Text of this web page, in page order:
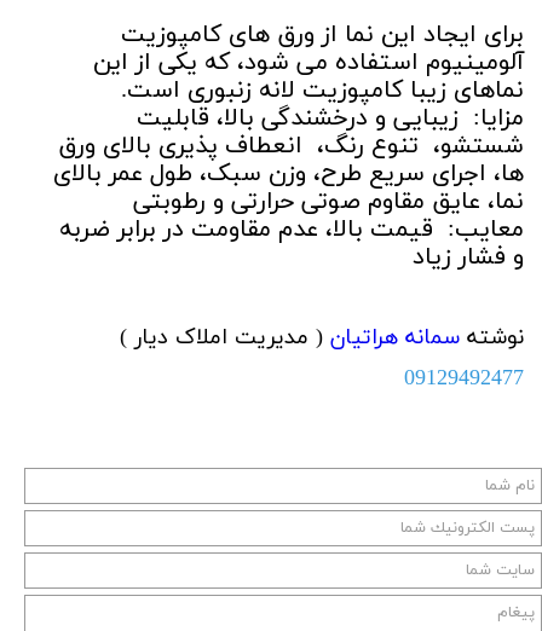
برای ایجاد این نما از ورق های کامپوزیت
آلومینیوم استفاده می شود، که یکی از این
نماهای زیبا کامپوزیت لانه زنبوری است.
مزایا: زیبایی و درخشندگی بالا، قابلیت
شستشو، تنوع رنگ، انعطاف پذیری بالای ورق
ها، اجرای سریع طرح، وزن سبک، طول عمر بالای
نما، عایق مقاوم صوتی حرارتی و رطوبتی
معایب: قیمت بالا، عدم مقاومت در برابر ضربه
و فشار زیاد
نوشته سمانه هراتیان ( مدیریت املاک دیار )
09129492477